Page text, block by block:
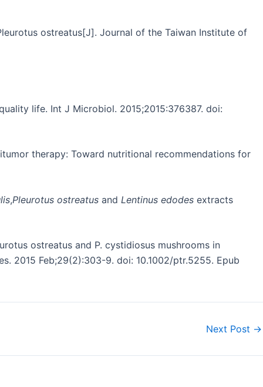
ostreatus[J]. Journal of the Taiwan Institute of
life. Int J Microbiol. 2015;2015:376387. doi:
therapy: Toward nutritional recommendations for
,Pleurotus ostreatus and Lentinus edodes extracts
ostreatus and P. cystidiosus mushrooms in
2015 Feb;29(2):303-9. doi: 10.1002/ptr.5255. Epub
Next Post →